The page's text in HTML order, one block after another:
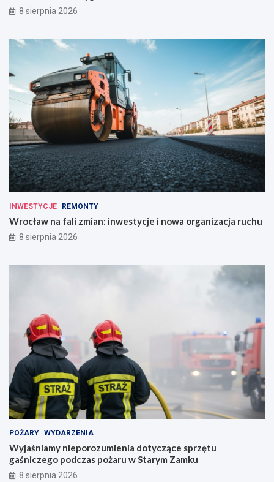
8 sierpnia 2026
INWESTYCJE REMONTY
Wrocław na fali zmian: inwestycje i nowa organizacja ruchu
8 sierpnia 2026
POŻARY WYDARZENIA
Wyjaśniamy nieporozumienia dotyczące sprzętu
gaśniczego podczas pożaru w Starym Zamku
8 sierpnia 2026